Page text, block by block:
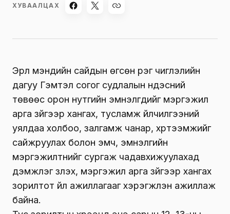
ХУВААЛЦАХ
Эрүүл мэндийн сайдын өгсөн үүрэг чиглэлийн
дагуу Гэмтэл согог судлалын үндэсний
төвөөс орон нутгийн эмнэлгүүдийг мэргэжил
арга зүйгээр хангах, тусламж үйлчилгээний
уялдаа холбоо, залгамж чанар, хүртээмжийг
сайжруулах болон эмч, эмнэлгийн
мэргэжилтнийг сургаж чадавхижуулахад
дэмжлэг үзүүлэх, мэргэжил арга зүйгээр хангах
зорилтот үйл ажиллагааг хэрэгжүүлэн ажиллаж
байна.